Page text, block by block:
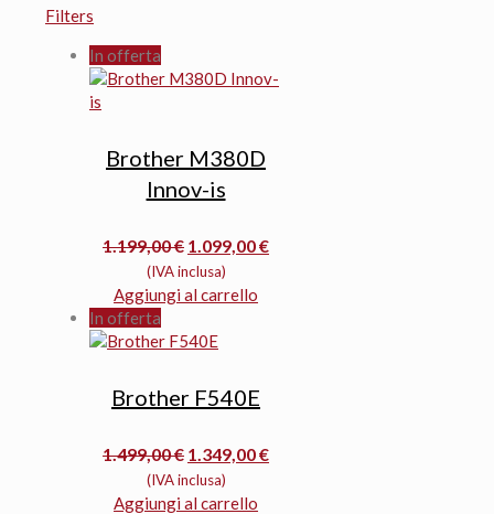
Filters
In offerta
Brother M380D
Innov-is
1.199,00€ Il
prezzo
originale
1.199,00 €.
1.099,00€Il
(IVA inclusa)
Aggiungi al carrello
In offerta
Brother F540E
1.499,00€ Il
prezzo
originale
1.349,00€Il
(IVA inclusa)
Aggiungi al carrello